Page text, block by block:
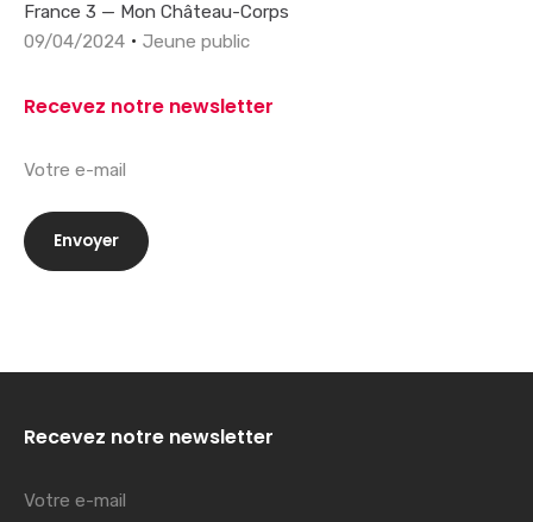
France 3 — Mon Château-Corps
09/04/2024
Jeune public
Recevez notre newsletter
Recevez notre newsletter